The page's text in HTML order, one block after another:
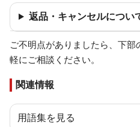
返品・キャンセルについ
ご不明点がありましたら、下
軽にご相談ください。
関連情報
用語集を見る